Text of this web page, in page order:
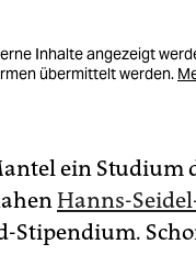
Inhalte angezeigt
übermittelt werden.
ein Studium
Hanns-
Stipendium.